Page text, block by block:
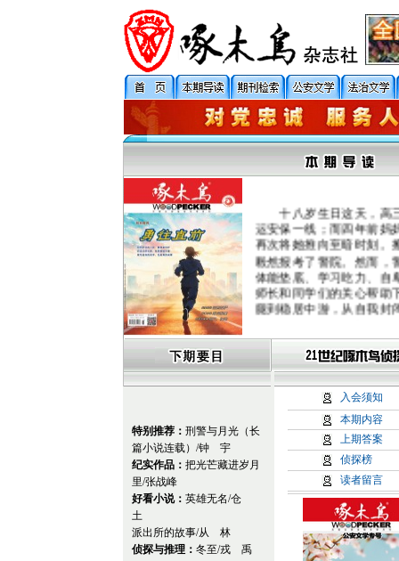
十八岁生日这天，高
运安保一线；而四年前妈
再次将她推向至暗时刻。
毅然报考了警院。然而，
体能垫底、学习吃力、自
师长和同学们的关心帮助
腿到稳居中游，从自我封
这一过程中，她循着父辈
到了站立的支点，也逐渐
旗帜，也是让伤痛开出花
这部长篇小说入选中
活”项目，系国家一级作
韩青辰历时四年深耕警
护者铸就精神丰碑，更
担当化作一代代青年民警
在拉萨有一种慢生活
市紧张焦虑的节奏，近年
漂”“南漂”，醉心于手中
容的“拉漂”生活。然而
和，岁月静好的背后，
前，是公安民警日夜守
灯彻夜长明……西藏和平
特别推荐： 刑警与月光（长
篇小说连载）/钟 宇
纪实作品： 把光芒藏进岁月
里/张战峰
好看小说： 英雄无名/仓
土
派出所的故事/从 林
侦探与推理： 冬至/戎 禹
入会须知
本期内容
上期答案
侦探榜
读者留言